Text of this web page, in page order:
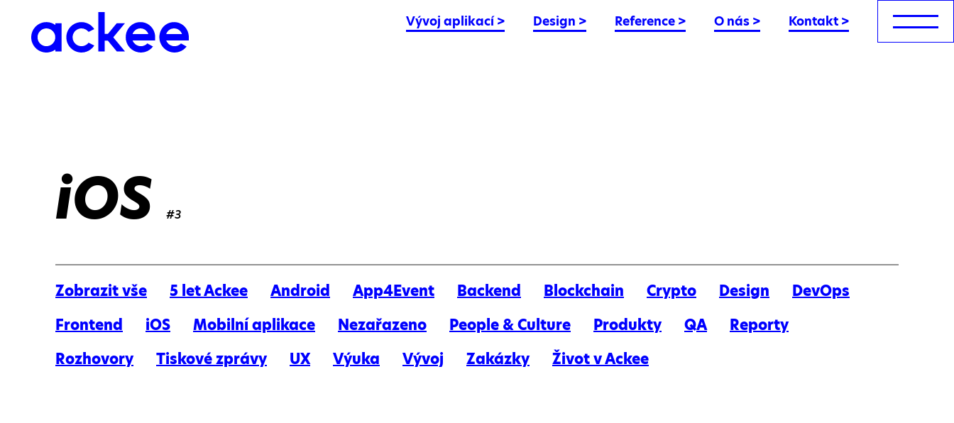
Vývoj aplikací> Design > Reference > O nás > Kontakt >
iOS #3
Zobrazit vše 5 let Ackee Android App4Event Backend Blockchain Crypto Design
DevOps
Frontend
iOS Mobilní aplikace Nezařazeno People & Culture Produkty QA
Reporty
Rozhovory
Tiskové zprávy UX Výuka Vývoj Zakázky Život v Ackee